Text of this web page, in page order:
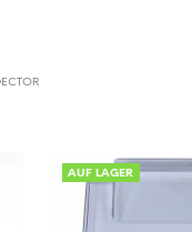
AUF LAGER